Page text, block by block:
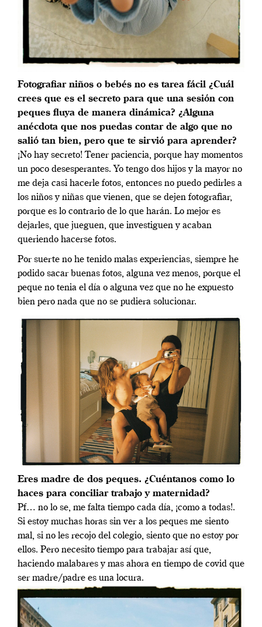
Fotografiar niños o bebés no es tarea fácil ¿Cuál
crees que es el secreto para que una sesión con
peques fluya de manera dinámica? ¿Alguna
anécdota que nos puedas contar de algo que no
salió tan bien, pero que te sirvió para aprender?
¡No hay secreto! Tener paciencia, porque hay momentos
un poco desesperantes. Yo tengo dos hijos y la mayor no
me deja casi hacerle fotos, entonces no puedo pedirles a
los niños y niñas que vienen, que se dejen fotografiar,
porque es lo contrario de lo que harán. Lo mejor es
dejarles, que jueguen, que investiguen y acaban
queriendo hacerse fotos.
Por suerte no he tenido malas experiencias, siempre he
podido sacar buenas fotos, alguna vez menos, porque el
peque no tenia el día o alguna vez que no he expuesto
bien pero nada que no se pudiera solucionar.
Eres madre de dos peques. ¿Cuéntanos como lo
haces para conciliar trabajo y maternidad?
Pf… no lo se, me falta tiempo cada día, ¡como a todas!.
Si estoy muchas horas sin ver a los peques me siento
mal, si no les recojo del colegio, siento que no estoy por
ellos. Pero necesito tiempo para trabajar así que,
haciendo malabares y mas ahora en tiempo de covid que
ser madre/padre es una locura.